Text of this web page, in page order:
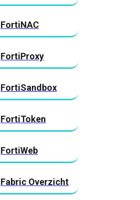
FortiNAC
FortiProxy
FortiSandbox
FortiToken
FortiWeb
Fabric Overzicht